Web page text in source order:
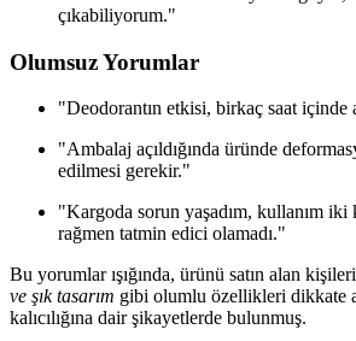
çıkabiliyorum."
Olumsuz Yorumlar
"Deodorantın etkisi, birkaç saat içinde
"Ambalaj açıldığında üründe
edilmesi gerekir."
"Kargoda sorun yaşadım, kullanım iki
rağmen tatmin edici olamadı."
Bu yorumlar ışığında, ürünü satın alan
ve şık tasarım gibi olumlu özellikleri dikkate
kalıcılığına dair şikayetlerde bulunmuş.